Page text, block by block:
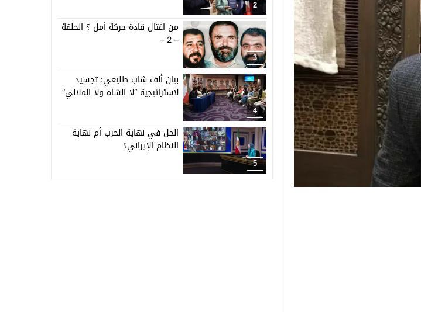
2
3
من اغتال قادة حركة أمل ؟ الحلقة
– 2 –
4
بيان ألف شاب طليعي: تجسيد
لاستراتيجية “لا الشاه ولا الملالي”
5
الحل في نهاية الحرب أم نهاية
النظام الإيراني؟